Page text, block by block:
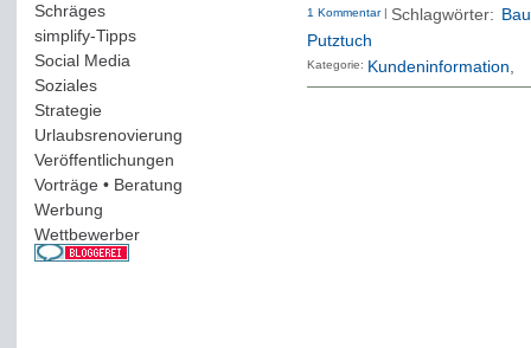
Schräges(161)
simplify-Tipps(123)
Social Media
Soziales(37)
Strategie(220)
Urlaubsrenovierung
Veröffentlichungen
Vorträge • Beratung
Werbung
Wettbewerber(61)
1 Kommentar| Schlagwörter:
Putztuch
Kategorie: Kundeninformation